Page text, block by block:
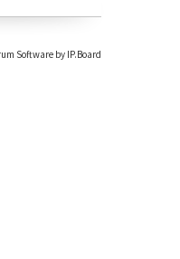
Software by IP.Board